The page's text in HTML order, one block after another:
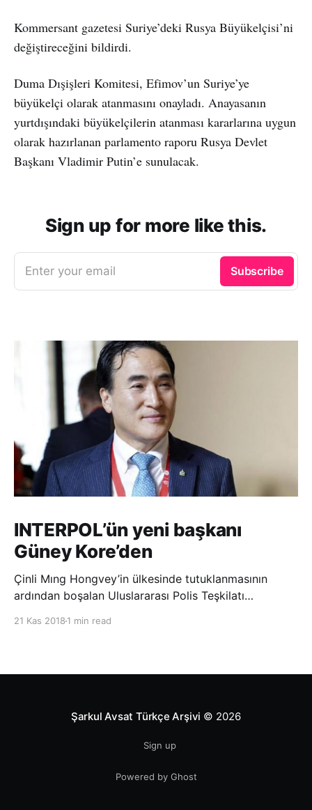
Kommersant gazetesi Suriye’deki Rusya Büyükelçisi’ni
değiştireceğini bildirdi.
Duma Dışişleri Komitesi, Efimov’un Suriye’ye
büyükelçi olarak atanmasını onayladı. Anayasanın
yurtdışındaki büyükelçilerin atanması kararlarına uygun
olarak hazırlanan parlamento raporu Rusya Devlet
Başkanı Vladimir Putin’e sunulacak.
Sign up for more like this.
Enter your email Subscribe
INTERPOL’ün yeni başkanı
Güney Kore’den
Çinli Mıng Hongvey’in ülkesinde tutuklanmasının
ardından boşalan Uluslararası Polis Teşkilatı
21 Kas 2018 1 min read
Şarkul Avsat Türkçe Arşivi © 2026
Sign up
Powered by Ghost